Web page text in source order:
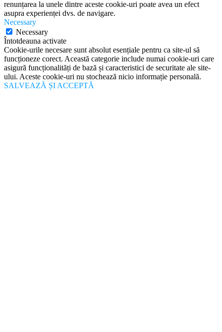
renunțarea la unele dintre aceste cookie-uri poate avea un efect
asupra experienței dvs. de navigare.
Necessary
Necessary
Întotdeauna activate
Cookie-urile necesare sunt absolut esențiale pentru ca site-ul să
funcționeze corect. Această categorie include numai cookie-uri care
asigură funcționalități de bază și caracteristici de securitate ale site-
ului. Aceste cookie-uri nu stochează nicio informație personală.
SALVEAZĂ ȘI ACCEPTĂ